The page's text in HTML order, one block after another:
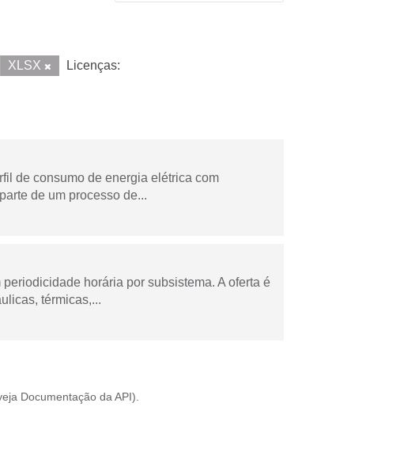
XLSX
Licenças:
de consumo de energia elétrica com
de um processo de...
horária por subsistema. A oferta é
térmicas,...
Documentação da API ).